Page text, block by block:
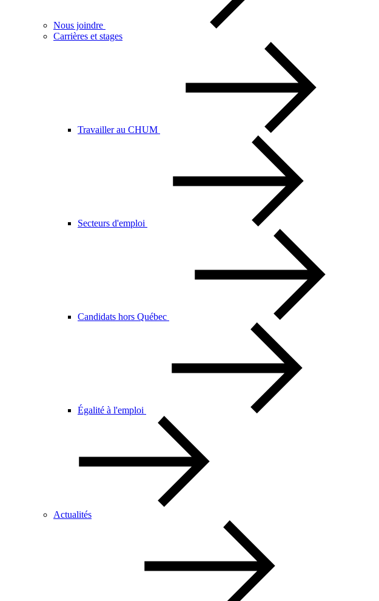
Nous joindre
Carrières et stages
Travailler au CHUM
Secteurs d'emploi
Candidats hors Québec
Égalité à l'emploi
Actualités